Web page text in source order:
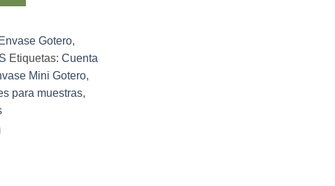
Envase Gotero,
Etiquetas: Cuenta
Mini Gotero,
para muestras,